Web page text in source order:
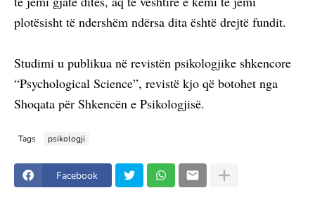
plotësisht të ndershëm ndërsa dita është drejtë fundit.
Studimi u publikua në revistën psikologjike shkencore
“Psychological Science”, revistë kjo që botohet nga
Shoqata për Shkencën e Psikologjisë.
Tags psikologji
Facebook